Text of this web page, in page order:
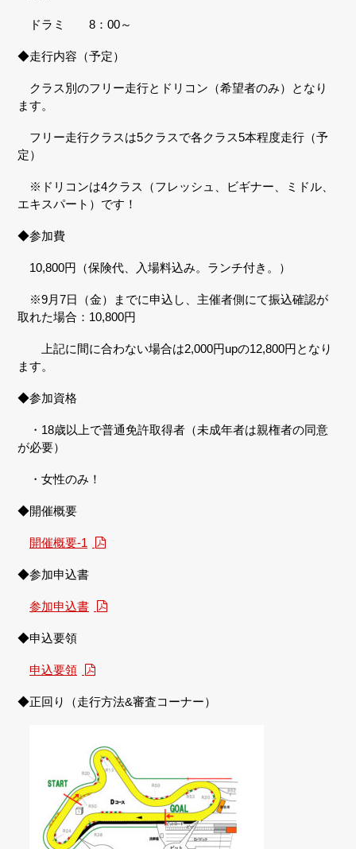
ドラミ 8：00～
◆走行内容（予定）
クラス別のフリー走行とドリコン（希望者のみ）となり
ます。
フリー走行クラスは5クラスで各クラス5本程度走行（予
定）
※ドリコンは4クラス（フレッシュ、ビギナー、ミドル、
エキスパート）です！
◆参加費
10,800円（保険代、入場料込み。ランチ付き。）
※9月7日（金）までに申込し、主催者側にて振込確認が
取れた場合：10,800円
上記に間に合わない場合は2,000円upの12,800円となり
ます。
◆参加資格
・18歳以上で普通免許取得者（未成年者は親権者の同意
が必要）
・女性のみ！
◆開催概要
開催概要-1
◆参加申込書
参加申込書
◆申込要領
申込要領
◆正回り（走行方法&審査コーナー）